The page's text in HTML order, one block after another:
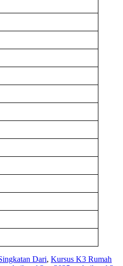
Dari, Kursus K3 Rumah